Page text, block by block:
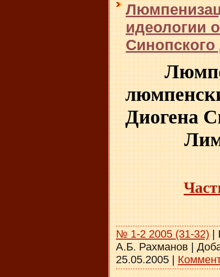
идеологии
Диогена
№ 1-2 2005 (31-32)
А.Б. Рахманов
25.05.2005